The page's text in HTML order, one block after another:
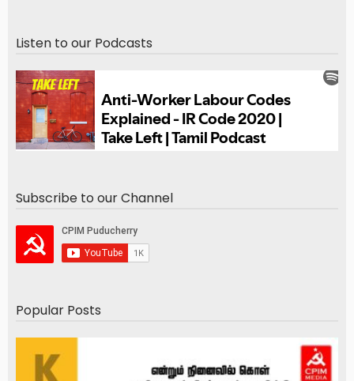
Listen to our Podcasts
Subscribe to our Channel
Popular Posts